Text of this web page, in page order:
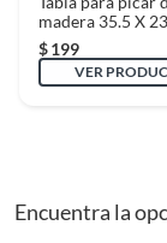
madera 35.5 X
centímetros
$199
VER
Encuentra la